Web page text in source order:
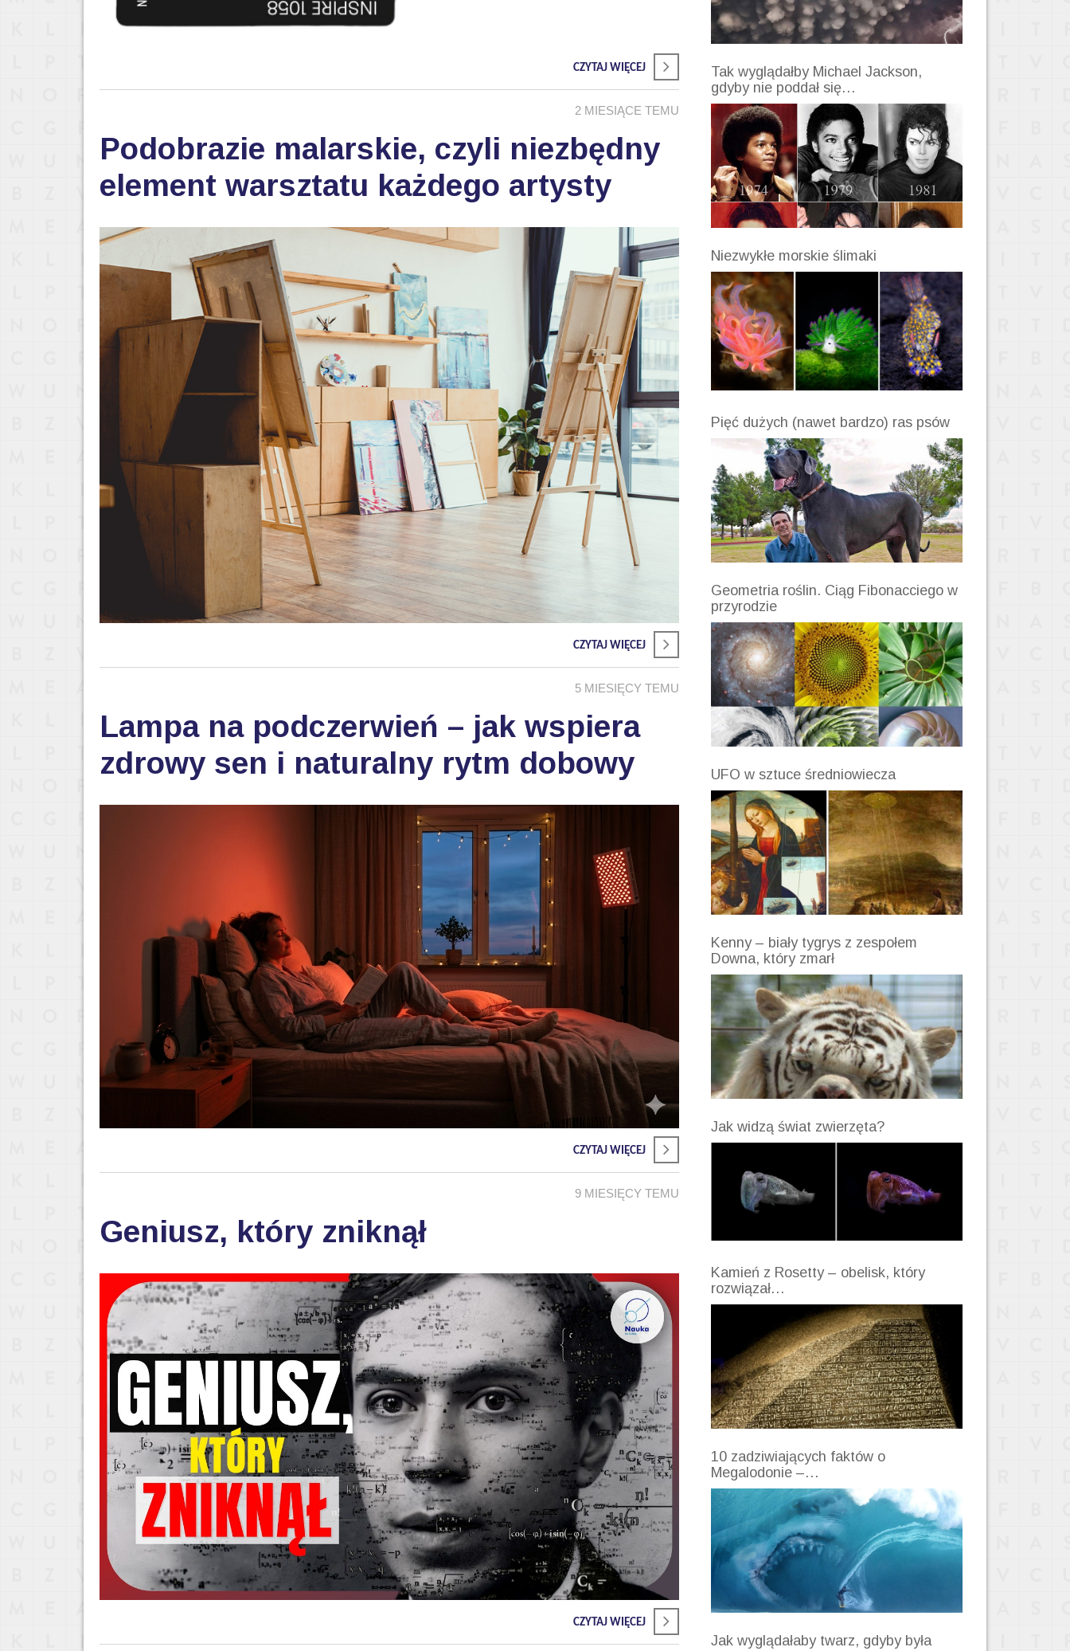
CZYTAJ WIĘCEJ
2 MIESIĄCE TEMU
Podobrazie malarskie, czyli niezbędny
element warsztatu każdego artysty
CZYTAJ WIĘCEJ
5 MIESIĘCY TEMU
Lampa na podczerwień – jak wspiera
zdrowy sen i naturalny rytm dobowy
CZYTAJ WIĘCEJ
9 MIESIĘCY TEMU
Geniusz, który zniknął
CZYTAJ WIĘCEJ
Tak wyglądałby Michael Jackson,
gdyby nie poddał się…
Niezwykłe morskie ślimaki
Pięć dużych (nawet bardzo) ras psów
Geometria roślin. Ciąg Fibonacciego w
przyrodzie
UFO w sztuce średniowiecza
Kenny – biały tygrys z zespołem
Downa, który zmarł
Jak widzą świat zwierzęta?
Kamień z Rosetty – obelisk, który
rozwiązał…
10 zadziwiających faktów o
Megalodonie –…
Jak wyglądałaby twarz, gdyby była